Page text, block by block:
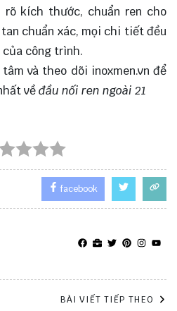
kích thước, chuẩn ren cho
chuẩn xác, mọi chi tiết đều
của công trình.
tâm và theo dõi inoxmen.vn để
vềđầu nối ren ngoài 21
facebook
BÀI VIẾT TIẾP THEO